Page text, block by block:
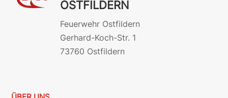
OSTFILDERN
Feuerwehr Ostfildern
Gerhard-Koch-Str. 1
73760 Ostfildern